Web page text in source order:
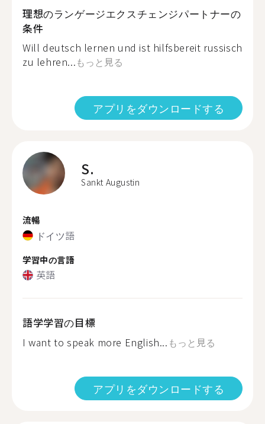
理想のランゲージエクスチェンジパートナーの
条件
Will deutsch lernen und ist hilfsbereit russisch
zu lehren...もっと見る
アプリをダウンロードする
S.
Sankt Augustin
流暢
ドイツ語
学習中の言語
英語
語学学習の目標
I want to speak more English... もっと見る
アプリをダウンロードする